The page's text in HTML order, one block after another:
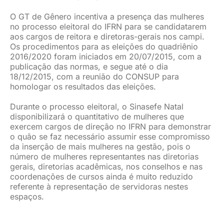
O GT de Gênero incentiva a presença das mulheres
no processo eleitoral do IFRN para se candidatarem
aos cargos de reitora e diretoras-gerais nos campi.
Os procedimentos para as eleições do quadriênio
2016/2020 foram iniciados em 20/07/2015, com a
publicação das normas, e segue até o dia
18/12/2015, com a reunião do CONSUP para
homologar os resultados das eleições.
Durante o processo eleitoral, o Sinasefe Natal
disponibilizará o quantitativo de mulheres que
exercem cargos de direção no IFRN para demonstrar
o quão se faz necessário assumir esse compromisso
da inserção de mais mulheres na gestão, pois o
número de mulheres representantes nas diretorias
gerais, diretorias acadêmicas, nos conselhos e nas
coordenações de cursos ainda é muito reduzido
referente à representação de servidoras nestes
espaços.